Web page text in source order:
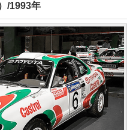
/1993年